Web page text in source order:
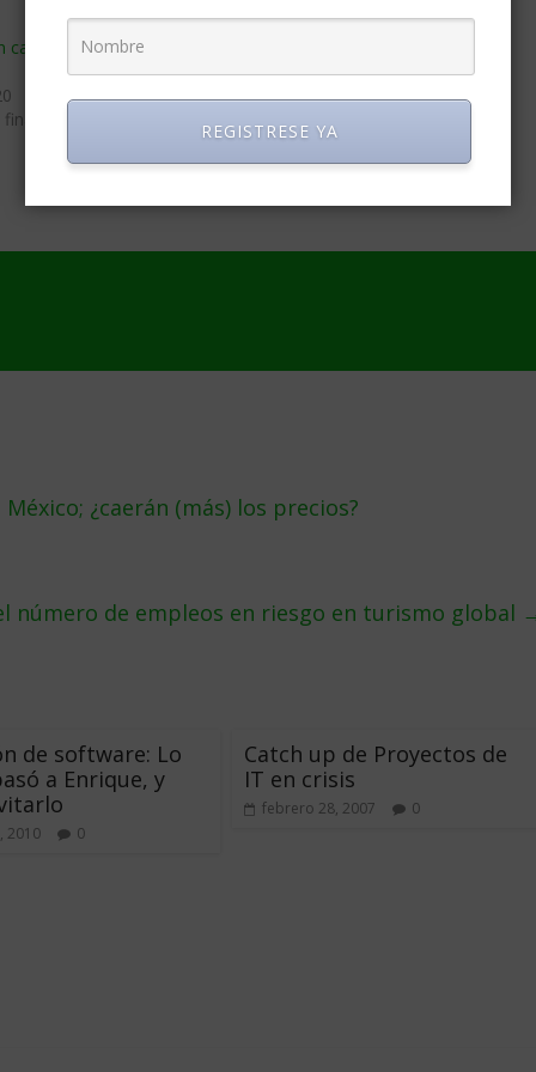
caso de ganarte la
precios de los billetes de avión
septiembre 3, 2020
¿caerán (más) los precios?
número de empleos en riesgo en turismo global
de software: Lo
a Enrique, y
2010 0
Catch up de Proyectos de
IT en crisis
febrero 28, 2007 0
REGISTRESE YA